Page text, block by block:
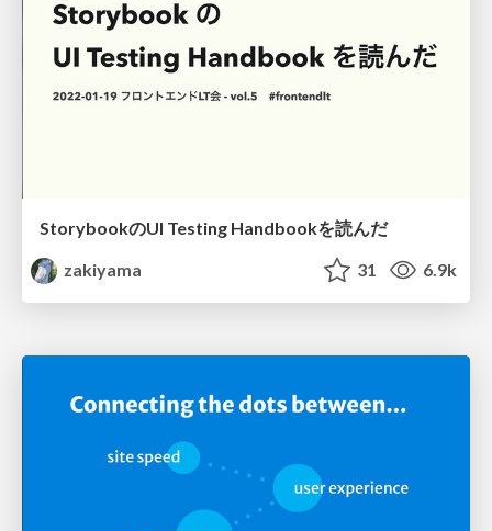
StorybookのUI Testing Handbookを読んだ
zakiyama
31 6.9k